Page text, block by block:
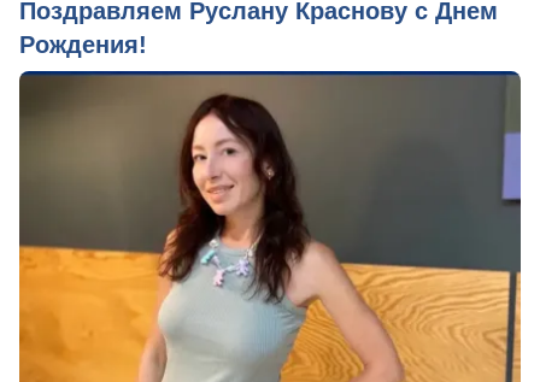
Поздравляем Руслану Краснову с Днем
Рождения!